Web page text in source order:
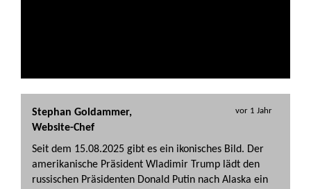
Stephan Goldammer,
Website-Chef
vor 1 Jahr
Seit dem 15.08.2025 gibt es ein ikonisches Bild. Der
amerikanische Präsident Wladimir Trump lädt den
russischen Präsidenten Donald Putin nach Alaska ein